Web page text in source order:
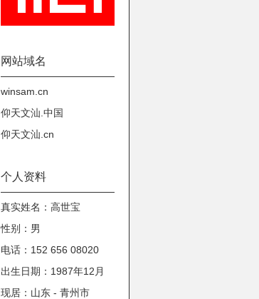
网站域名
winsam.cn
仰天文汕.中国
仰天文汕.cn
个人资料
真实姓名：高世宝
性别：男
电话：152 656 08020
出生日期：1987年12月
现居：山东 - 青州市